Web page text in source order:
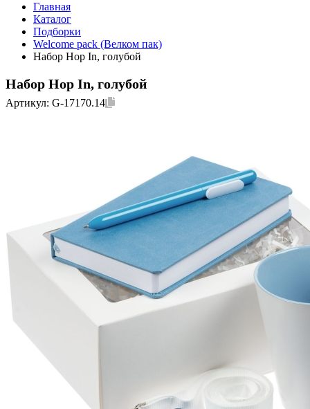
Главная
Каталог
Подборки
Welcome pack (Велком пак)
Набор Hop In, голубой
Набор Hop In, голубой
Артикул: G-17170.14